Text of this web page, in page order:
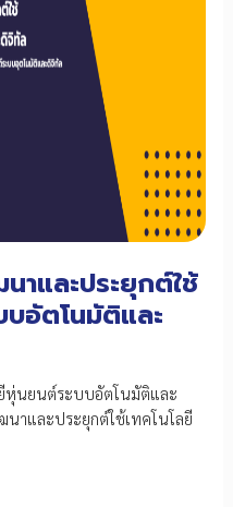
และประยุกต์ใช้
บอัตโนมัติและ
หุ่นยนต์ระบบอัตโนมัติและ
นาและประยุกต์ใช้เทคโนโลยี